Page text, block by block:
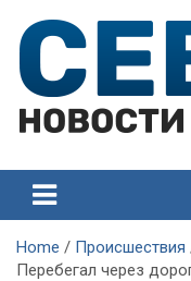
content
Севастополя
Home
Происшествия
Перебегал через